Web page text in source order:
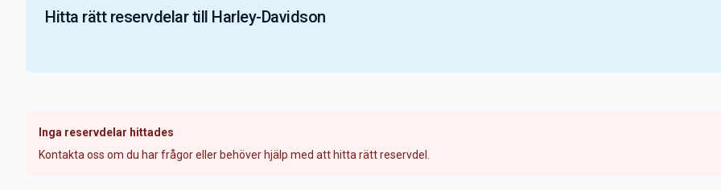
Hitta rätt reservdelar till Harley-Davidson
Inga reservdelar hittades
Kontakta oss om du har frågor eller behöver hjälp med att hitta rätt reservdel.